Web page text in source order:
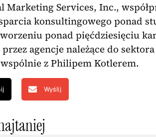
Marketing Services, Inc.,
konsultingowego ponad
ponad pięćdziesięciu
agencje należące do
z Philipem Kotlerem.
Wyślij